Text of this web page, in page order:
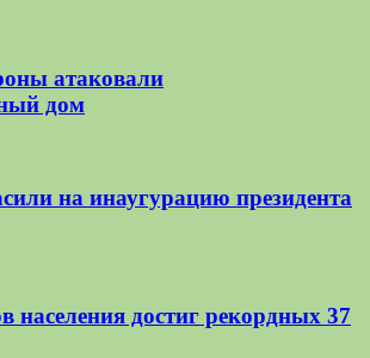
атаковали
дом
на инаугурацию президента
населения достиг рекордных 37